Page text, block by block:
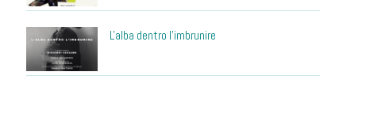
L'alba dentro l'imbrunire